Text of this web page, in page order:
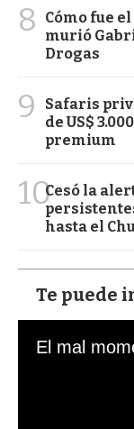
8
Cómo fue
murió
Drogas
9
Safaris
de US$
premium
10Cesó la
hasta el
Te puede